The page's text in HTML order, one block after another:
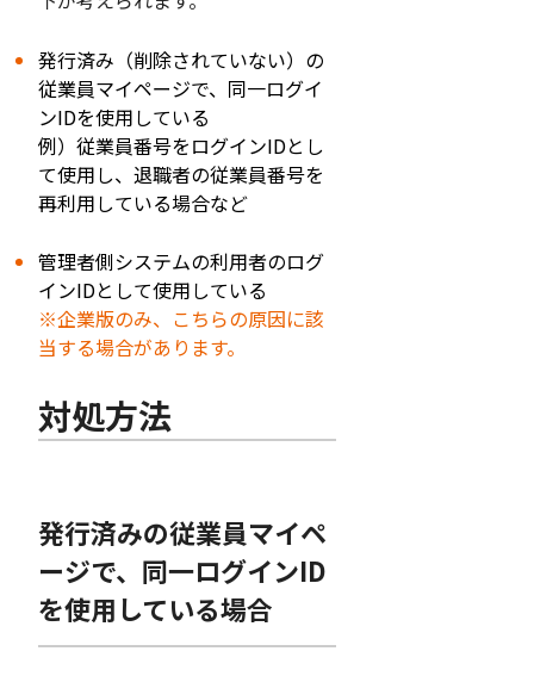
発行済み（削除されていない）の
従業員マイページで、同一ログイ
ンIDを使用している
例）従業員番号をログインIDとし
て使用し、退職者の従業員番号を
再利用している場合など
管理者側システムの利用者のログ
インIDとして使用している
※企業版のみ、こちらの原因に該
当する場合があります。
対処方法
発行済みの従業員マイペ
ージで、同一ログインID
を使用している場合